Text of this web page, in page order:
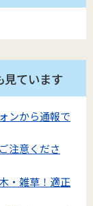
見ています
ンから通報で
注意くださ
・雑草！適正